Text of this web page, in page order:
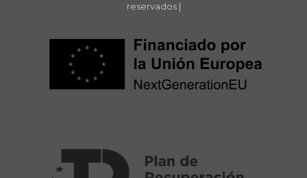
reservados |